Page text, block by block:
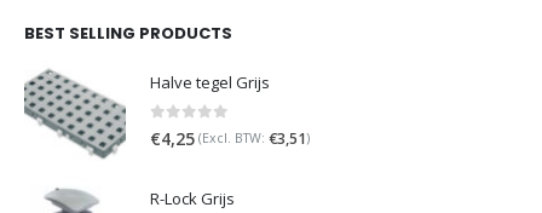
BEST SELLING PRODUCTS
Halve tegel Grijs
0 out of 5
€4,25 (Excl. BTW: €3,51)
R-Lock Grijs